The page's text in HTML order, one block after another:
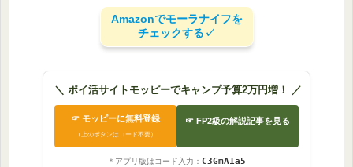
Amazonでモーラナイフを
チェックする✓
＼ ポイ活サイトモッピーでキャンプ予算2万円増！ ／
☞ モッピーに無料登録
（上のボタンはコード不要）
☞ FP2級の解説記事を見る
＊アプリ版はコード入力： C3GmA1a5